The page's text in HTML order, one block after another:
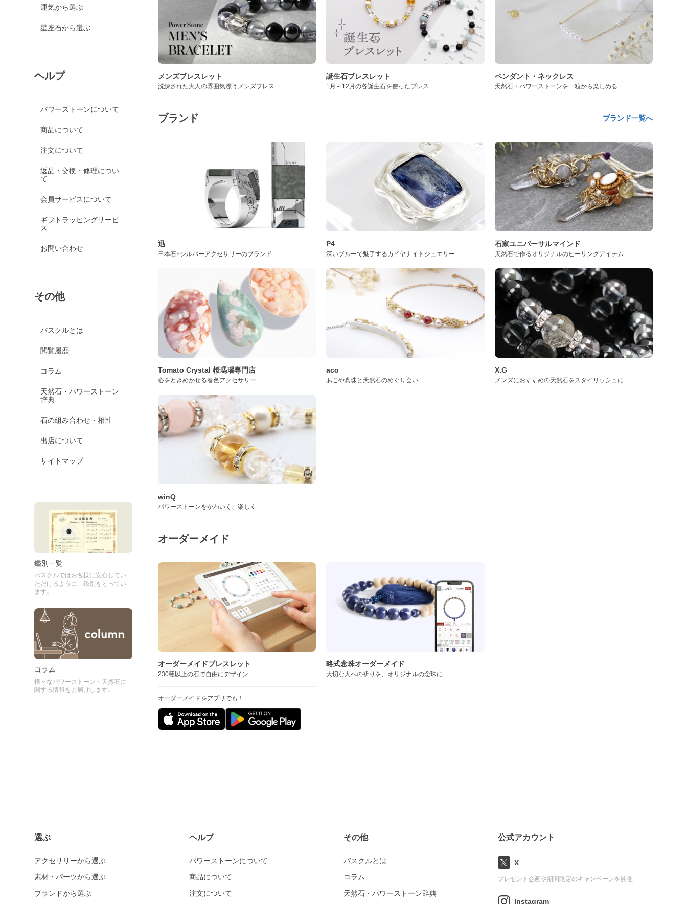
運気から選ぶ
星座石から選ぶ
ヘルプ
パワーストーンについて
商品について
注文について
返品・交換・修理につい
て
会員サービスについて
ギフトラッピングサービ
ス
お問い合わせ
その他
パスクルとは
閲覧履歴
コラム
天然石・パワーストーン
辞典
石の組み合わせ・相性
出店について
サイトマップ
鑑別一覧
パスクルではお客様に安心してい
ただけるように、鑑別をとってい
ます。
コラム
様々なパワーストーン・天然石に
関する情報をお届けします。
メンズブレスレット
洗練された大人の雰囲気漂うメンズブレス
誕生石ブレスレット
1月～12月の各誕生石を使ったブレス
ペンダント・ネックレス
天然石・パワーストーンを一粒から楽しめる
ブランド ブランド一覧へ
迅
日本石×シルバーアクセサリーのブランド
P4
深いブルーで魅了するカイヤナイトジュエリー
石家ユニバーサルマインド
天然石で作るオリジナルのヒーリングアイテム
Tomato Crystal 桜瑪瑙専門店
心をときめかせる春色アクセサリー
aco
あこや真珠と天然石のめぐり会い
X.G
メンズにおすすめの天然石をスタイリッシュに
winQ
パワーストーンをかわいく、楽しく
オーダーメイド
オーダーメイドブレスレット
230種以上の石で自由にデザイン
オーダーメイドをアプリでも！
略式念珠オーダーメイド
大切な人への祈りを、オリジナルの念珠に
選ぶ
アクセサリーから選ぶ
素材・パーツから選ぶ
ブランドから選ぶ
ヘルプ
パワーストーンについて
商品について
注文について
その他
パスクルとは
コラム
天然石・パワーストーン辞典
公式アカウント
X
プレゼント企画や期間限定のキャンペーンを開催
Instagram